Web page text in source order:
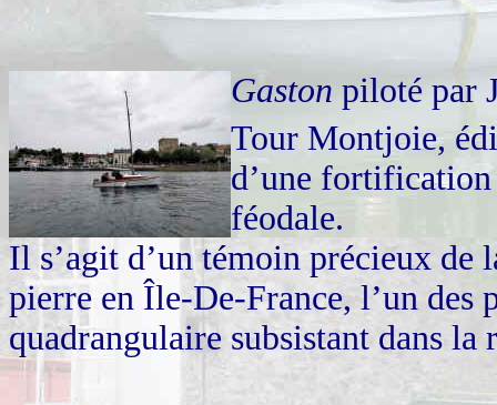
Gaston piloté par
Tour Montjoie,
d’une fortification
féodale.
Il s’agit d’un témoin précieux de
pierre en Île-De-France, l’un des
quadrangulaire subsistant dans la